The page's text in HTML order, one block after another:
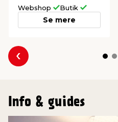
Webshop Butik
Se mere
Forrige
Info & guides